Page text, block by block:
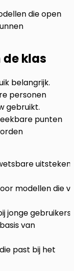
die open
klas
belangrijk.
personen
gebruikt.
punten
modellen die
jonge gebruikers
van
past bij het